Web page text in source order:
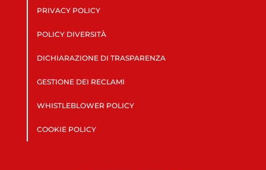
PRIVACY POLICY
POLICY DIVERSITÀ
DICHIARAZIONE DI TRASPARENZA
GESTIONE DEI RECLAMI
WHISTLEBLOWER POLICY
COOKIE POLICY